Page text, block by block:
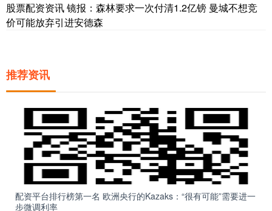
股票配资资讯 镜报：森林要求一次付清1.2亿镑 曼城不想竞
价可能放弃引进安德森
推荐资讯
配资平台排行榜第一名 欧洲央行的Kazaks：“很有可能”需要进一
步微调利率